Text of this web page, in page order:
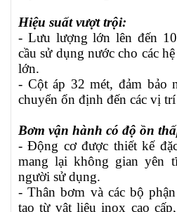
Hiệu suất vượt trội:
- Lưu lượng lớn lên đến
cầu sử dụng nước cho các
lớn.
- Cột áp 32 mét, đảm bảo
chuyển ổn định đến các vị
Bơm vận hành có độ ồn
- Động cơ được thiết kế
mang lại không gian yên
người sử dụng.
- Thân bơm và các bộ
tạo từ vật liệu inox cao